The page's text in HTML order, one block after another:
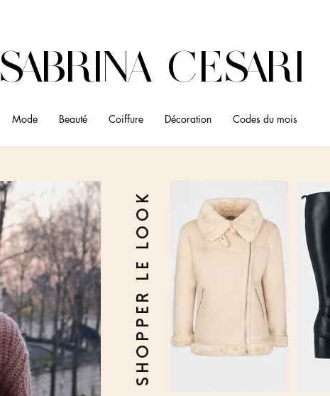
SABRINA CESARI
Mode Beauté Coiffure Décoration Codes du mois
SHOPPER LE LOOK